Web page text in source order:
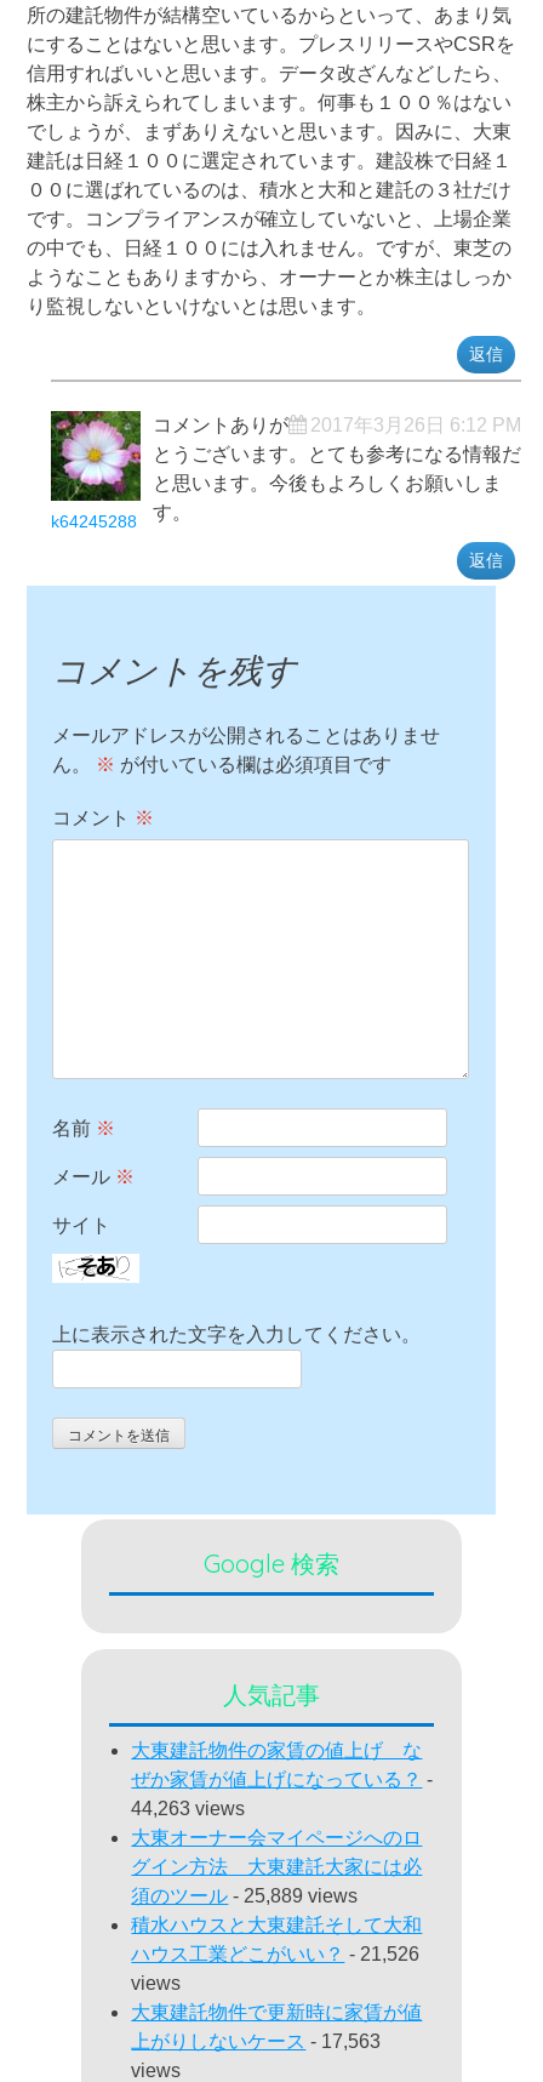
所の建託物件が結構空いているからといって、あまり気
にすることはないと思います。プレスリリースやCSRを
信用すればいいと思います。データ改ざんなどしたら、
株主から訴えられてしまいます。何事も１００％はない
でしょうが、まずありえないと思います。因みに、大東
建託は日経１００に選定されています。建設株で日経１
００に選ばれているのは、積水と大和と建託の３社だけ
です。コンプライアンスが確立していないと、上場企業
の中でも、日経１００には入れません。ですが、東芝の
ようなこともありますから、オーナーとか株主はしっか
り監視しないといけないとは思います。
返信
k64245288
2017年3月26日 6:12 PM
コメントありが
とうございます。とても参考になる情報だ
と思います。今後もよろしくお願いしま
す。
返信
コメントを残す
メールアドレスが公開されることはありませ
ん。
※ が付いている欄は必須項目です
コメント ※
名前 ※
メール ※
サイト
上に表示された文字を入力してください。
Google 検索
人気記事
大東建託物件の家賃の値上げ な
ぜか家賃が値上げになっている？ -
44,263 views
大東オーナー会マイページへのロ
グイン方法 大東建託大家には必
須のツール - 25,889 views
積水ハウスと大東建託そして大和
ハウス工業どこがいい？ - 21,526
views
大東建託物件で更新時に家賃が値
上がりしないケース - 17,563
views